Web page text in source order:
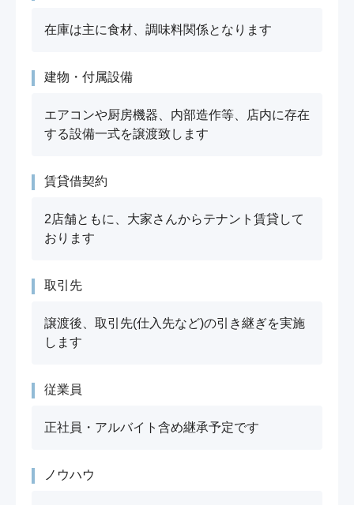
在庫は主に食材、調味料関係となります
建物・付属設備
エアコンや厨房機器、内部造作等、店内に存在
する設備一式を譲渡致します
賃貸借契約
2店舗ともに、大家さんからテナント賃貸して
おります
取引先
譲渡後、取引先(仕入先など)の引き継ぎを実施
します
従業員
正社員・アルバイト含め継承予定です
ノウハウ